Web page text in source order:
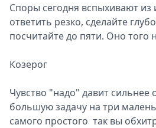
Споры сегодня вспыхивают
ответить резко, сделайте
посчитайте до пяти. Оно того
Козерог
Чувство "надо" давит сильнее
большую задачу на три
самого простого так вы